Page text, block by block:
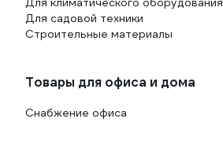
Для садовой техники
Строительные материалы
Товары для офиса и дома
Снабжение офиса